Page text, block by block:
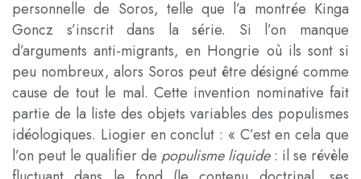
personnelle de Soros, telle que l’a montrée Kinga
Goncz s’inscrit dans la série. Si l’on manque
d’arguments anti-migrants, en Hongrie où ils sont si
peu nombreux, alors Soros peut être désigné comme
cause de tout le mal. Cette invention nominative fait
partie de la liste des objets variables des populismes
idéologiques. Liogier en conclut : « C’est en cela que
l’on peut le qualifier de populisme liquide: il se révèle